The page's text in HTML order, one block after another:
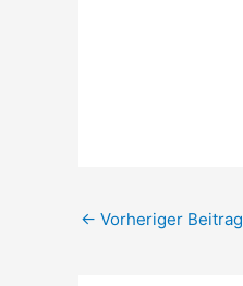
← Vorheriger Beitrag